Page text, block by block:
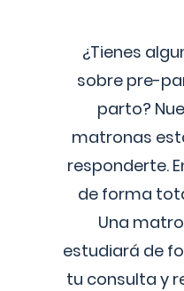
¿Tienes
sobre pre-
parto?
matronas
responderte.
de forma
Una
estudiará de
tu consulta y